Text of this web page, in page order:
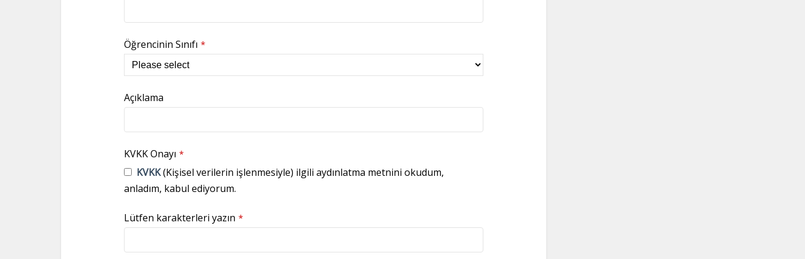
Öğrencinin Sınıfı *
Açıklama
KVKK Onayı *
KVKK(Kişisel verilerin işlenmesiyle) ilgili aydınlatma metnini okudum,
anladım, kabul ediyorum.
Lütfen karakterleri yazın *